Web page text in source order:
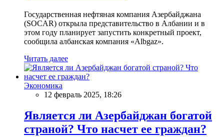
Государственная нефтяная компания Азербайджана
(SOCAR) открыла представительство в Албании и в
этом году планирует запустить конкретный проект,
сообщила албанская компания «Albgaz».
Читать далее
Экономика
12 февраль 2025, 18:26
Является ли Азербайджан богатой
страной? Что насчет ее граждан?